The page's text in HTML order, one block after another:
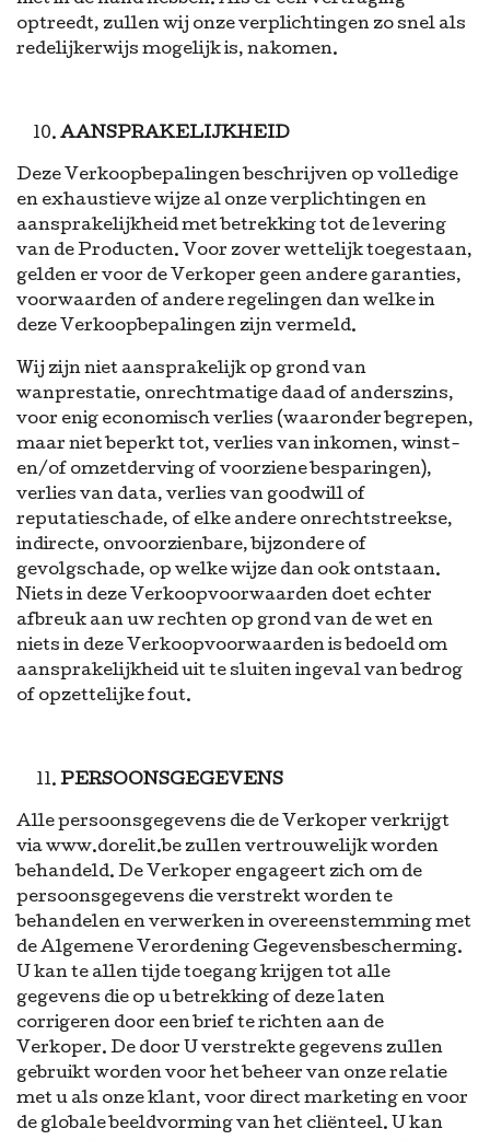
optreedt, zullen wij onze verplichtingen zo snel als
redelijkerwijs mogelijk is, nakomen.
AANSPRAKELIJKHEID
Deze Verkoopbepalingen beschrijven op volledige
en exhaustieve wijze al onze verplichtingen en
aansprakelijkheid met betrekking tot de levering
van de Producten. Voor zover wettelijk toegestaan,
gelden er voor de Verkoper geen andere garanties,
voorwaarden of andere regelingen dan welke in
deze Verkoopbepalingen zijn vermeld.
Wij zijn niet aansprakelijk op grond van
wanprestatie, onrechtmatige daad of anderszins,
voor enig economisch verlies (waaronder begrepen,
maar niet beperkt tot, verlies van inkomen, winst-
en/of omzetderving of voorziene besparingen),
verlies van data, verlies van goodwill of
reputatieschade, of elke andere onrechtstreekse,
indirecte, onvoorzienbare, bijzondere of
gevolgschade, op welke wijze dan ook ontstaan.
Niets in deze Verkoopvoorwaarden doet echter
afbreuk aan uw rechten op grond van de wet en
niets in deze Verkoopvoorwaarden is bedoeld om
aansprakelijkheid uit te sluiten ingeval van bedrog
of opzettelijke fout.
PERSOONSGEGEVENS
Alle persoonsgegevens die de Verkoper verkrijgt
via www.dorelit.be zullen vertrouwelijk worden
behandeld. De Verkoper engageert zich om de
persoonsgegevens die verstrekt worden te
behandelen en verwerken in overeenstemming met
de Algemene Verordening Gegevensbescherming.
U kan te allen tijde toegang krijgen tot alle
gegevens die op u betrekking of deze laten
corrigeren door een brief te richten aan de
Verkoper. De door U verstrekte gegevens zullen
gebruikt worden voor het beheer van onze relatie
met u als onze klant, voor direct marketing en voor
de globale beeldvorming van het cliënteel. U kan